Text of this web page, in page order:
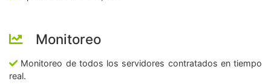
Monitoreo
Monitoreo de todos los servidores contratados en tiempo
real.